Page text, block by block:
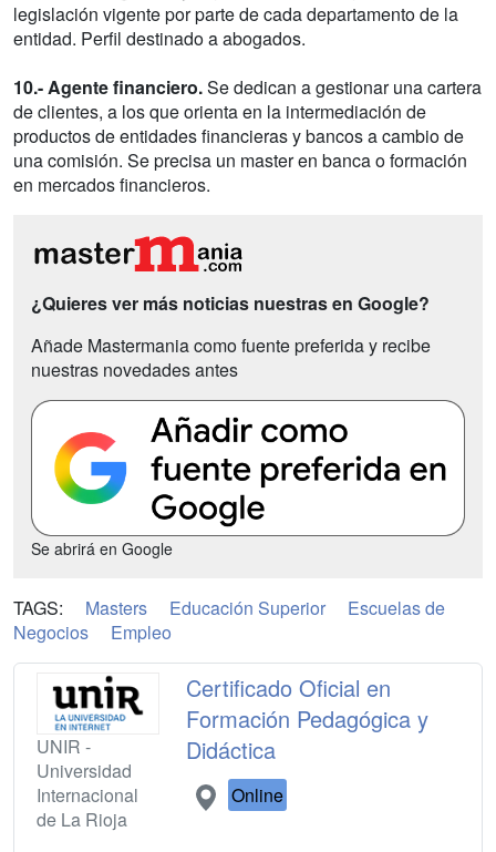
legislación vigente por parte de cada departamento de la
entidad. Perfil destinado a abogados.
10.- Agente financiero.Se dedican a gestionar una cartera
de clientes, a los que orienta en la intermediación de
productos de entidades financieras y bancos a cambio de
una comisión. Se precisa un master en banca o formación
en mercados financieros.
¿Quieres ver más noticias nuestras en Google?
Añade Mastermania como fuente preferida y recibe
nuestras novedades antes
Se abrirá en Google
TAGS: Masters Educación Superior
Escuelas de
Negocios
Empleo
UNIR -
Universidad
Internacional
de La Rioja
Certificado Oficial en
Formación Pedagógica y
Didáctica
Online